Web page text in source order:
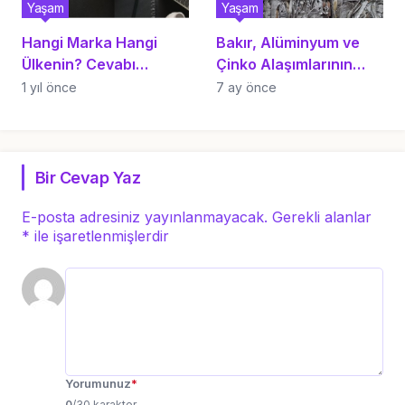
Hangi Marka Hangi
Ülkenin? Cevabı
Burada
Yaşam
1 yıl önce
Bakır, Alüminyum ve
Çinko Alaşımlarının
Endüstriyel Üretimdeki
Yaşam
7 ay önce
Bir Cevap Yaz
E-posta adresiniz yayınlanmayacak. Gerekli alanlar
* ile işaretlenmişlerdir
Yorumunuz*